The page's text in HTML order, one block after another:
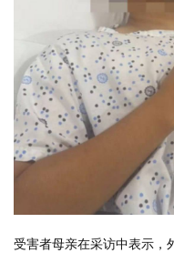
受害者母亲在采访中表示，